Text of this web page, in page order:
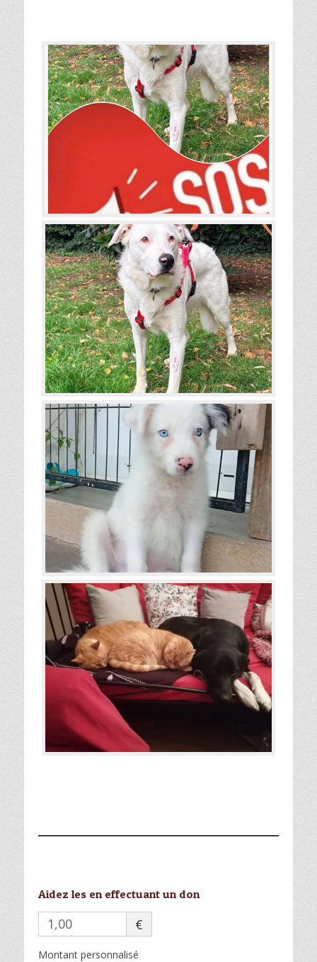
Aidez les en effectuant un don
€
Montant personnalisé